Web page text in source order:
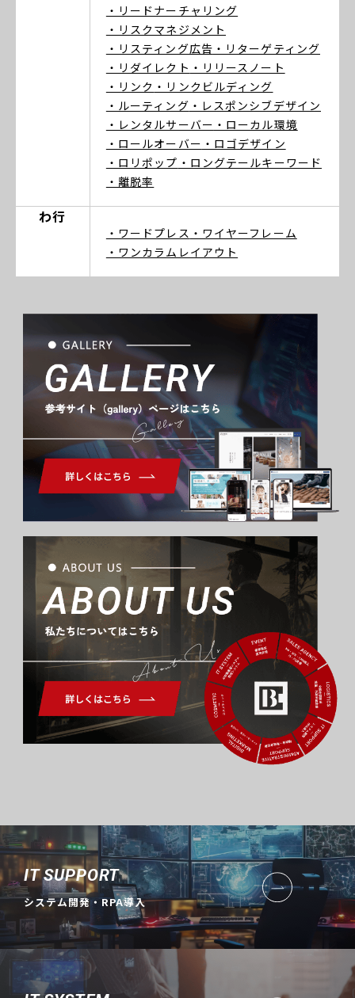
・リードナーチャリング
・リスクマネジメント
・リスティング広告 ・リターゲティング
・リダイレクト ・リリースノート
・リンク ・リンクビルディング
・ルーティング ・レスポンシブデザイン
・レンタルサーバー ・ローカル環境
・ロールオーバー ・ロゴデザイン
・ロリポップ ・ロングテールキーワード
・離脱率
わ行
・ワードプレス ・ワイヤーフレーム
・ワンカラムレイアウト
Gallery
About Us
IT SUPPORT
システム開発・RPA導入